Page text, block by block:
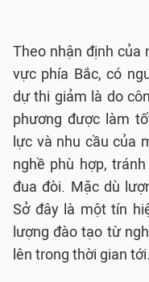
Theo nhận định của
vực phía Bắc, có
dự thi giảm là do
phương được làm
lực và nhu cầu của
nghề phù hợp,
đua đòi. Mặc dù
Sở đây là một tín
lượng đào tạo từ
lên trong thời gian tới.